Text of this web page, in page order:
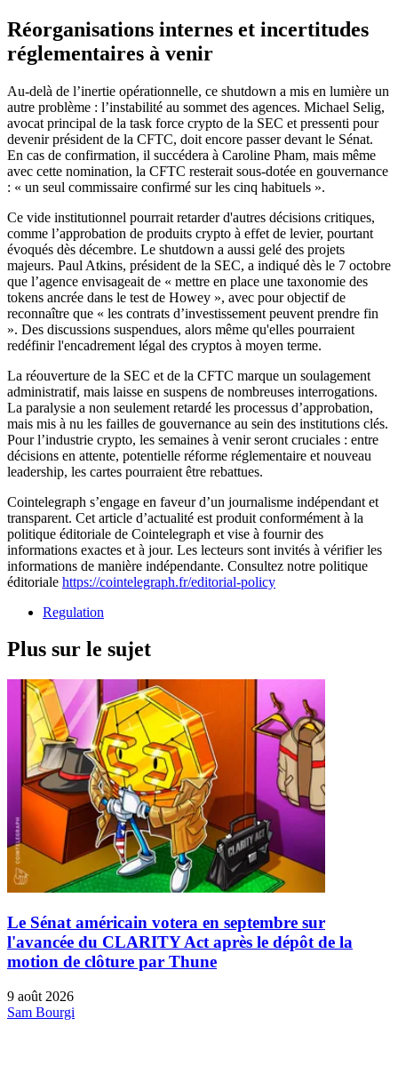
Réorganisations internes et incertitudes
réglementaires à venir
Au-delà de l’inertie opérationnelle, ce shutdown a mis en lumière un
autre problème : l’instabilité au sommet des agences. Michael Selig,
avocat principal de la task force crypto de la SEC et pressenti pour
devenir président de la CFTC, doit encore passer devant le Sénat.
En cas de confirmation, il succédera à Caroline Pham, mais même
avec cette nomination, la CFTC resterait sous-dotée en gouvernance
: « un seul commissaire confirmé sur les cinq habituels ».
Ce vide institutionnel pourrait retarder d'autres décisions critiques,
comme l’approbation de produits crypto à effet de levier, pourtant
évoqués dès décembre. Le shutdown a aussi gelé des projets
majeurs. Paul Atkins, président de la SEC, a indiqué dès le 7 octobre
que l’agence envisageait de « mettre en place une taxonomie des
tokens ancrée dans le test de Howey », avec pour objectif de
reconnaître que « les contrats d’investissement peuvent prendre fin
». Des discussions suspendues, alors même qu'elles pourraient
redéfinir l'encadrement légal des cryptos à moyen terme.
La réouverture de la SEC et de la CFTC marque un soulagement
administratif, mais laisse en suspens de nombreuses interrogations.
La paralysie a non seulement retardé les processus d’approbation,
mais mis à nu les failles de gouvernance au sein des institutions clés.
Pour l’industrie crypto, les semaines à venir seront cruciales : entre
décisions en attente, potentielle réforme réglementaire et nouveau
leadership, les cartes pourraient être rebattues.
Cointelegraph s’engage en faveur d’un journalisme indépendant et
transparent. Cet article d’actualité est produit conformément à la
politique éditoriale de Cointelegraph et vise à fournir des
informations exactes et à jour. Les lecteurs sont invités à vérifier les
informations de manière indépendante. Consultez notre politique
éditoriale https://cointelegraph.fr/editorial-policy
Regulation
Plus sur le sujet
Le Sénat américain votera en septembre sur
l'avancée du CLARITY Act après le dépôt de la
motion de clôture par Thune
9 août 2026
Sam Bourgi